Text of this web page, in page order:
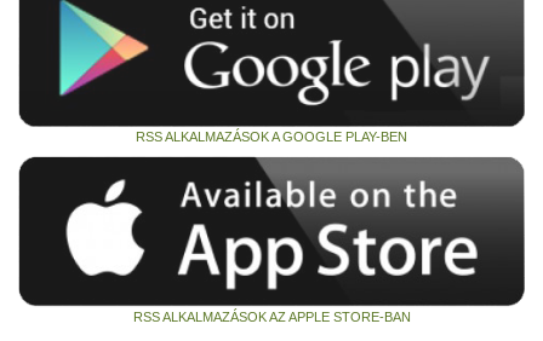
RSS ALKALMAZÁSOK A GOOGLE PLAY-BEN
RSS ALKALMAZÁSOK AZ APPLE STORE-BAN